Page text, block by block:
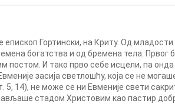
епископ Гортински, на Криту. Од
богатства и од бремена тела.
постом. И тако прво себе исцели, па
засија светлошћу, која се не
5, 14), не може се ни Евменије свети
стадом Христовим као пастир